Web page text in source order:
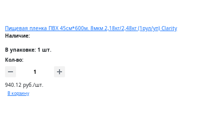
Пищевая пленка ПВХ 45см*600м. 8мкм 2,18кг/2,48кг (1рул/уп) Clarity
Наличие:
В упаковке: 1 шт.
Кол-во:
940.12 руб./шт.
В корзину